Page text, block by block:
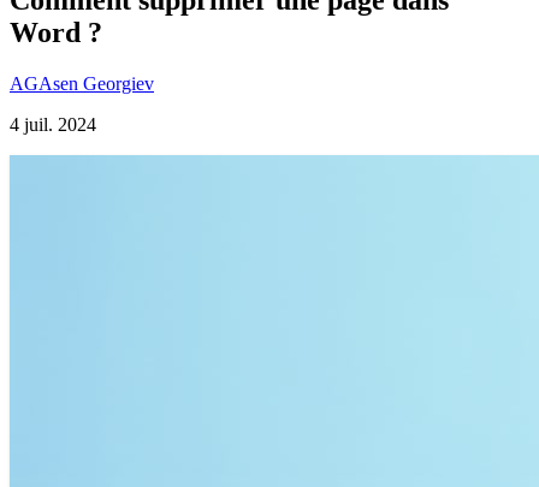
Word ?
AGAsen Georgiev
4 juil. 2024